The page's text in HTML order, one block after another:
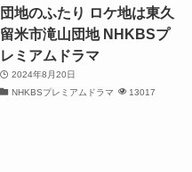
団地のふたり ロケ地は東久
留米市滝山団地 NHKBSプ
レミアムドラマ
2024年8月20日
NHKBSプレミアムドラマ
13017